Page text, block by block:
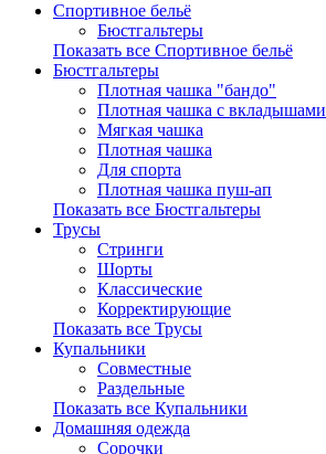
Спортивное бельё
Бюстгальтеры
Показать все Спортивное бельё
Бюстгальтеры
Плотная чашка "бандо"
Плотная чашка с вкладышами
Мягкая чашка
Плотная чашка
Для спорта
Плотная чашка пуш-ап
Показать все Бюстгальтеры
Трусы
Стринги
Шорты
Классические
Корректирующие
Показать все Трусы
Купальники
Совместные
Раздельные
Показать все Купальники
Домашняя одежда
Сорочки